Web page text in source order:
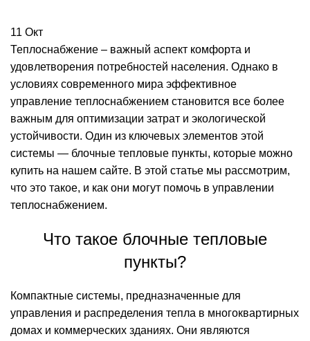
11 Окт
Теплоснабжение – важный аспект комфорта и
удовлетворения потребностей населения. Однако в
условиях современного мира эффективное
управление теплоснабжением становится все более
важным для оптимизации затрат и экологической
устойчивости. Один из ключевых элементов этой
системы — блочные тепловые пункты, которые можно
купить на нашем сайте. В этой статье мы рассмотрим,
что это такое, и как они могут помочь в управлении
теплоснабжением.
Что такое блочные тепловые
пункты?
Компактные системы, предназначенные для
управления и распределения тепла в многоквартирных
домах и коммерческих зданиях. Они являются